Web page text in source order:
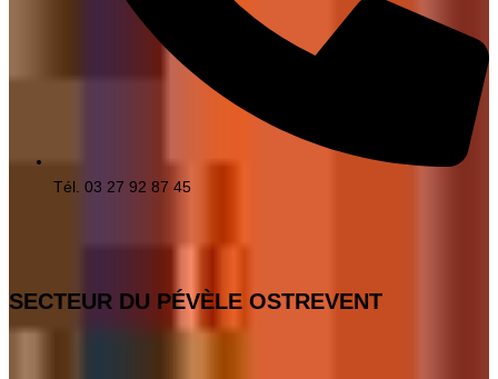
Tél. 03 27 92 87 45
SECTEUR DU PÉVÈLE OSTREVENT